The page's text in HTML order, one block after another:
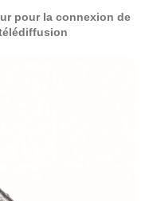
pour la connexion de